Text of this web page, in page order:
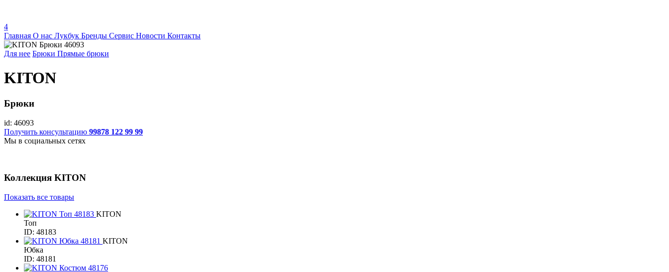
4
Главная О нас Лукбук Бренды Сервис Новости Контакты
Для нее Брюки Прямые брюки
KITON
Брюки
id: 46093
Получить консультацию 99878 122 99 99
Мы в социальных сетях
Коллекция KITON
Показать все товары
KITON
Топ
ID: 48183
KITON
Юбка
ID: 48181